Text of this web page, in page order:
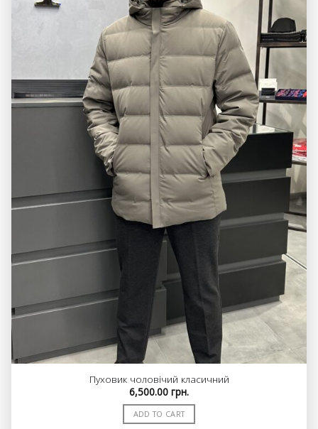
Пуховик чоловічий класичний
6,500.00 грн.
ADD TO CART